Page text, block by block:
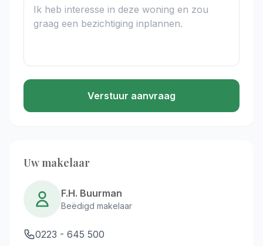
Verstuur aanvraag
Uw makelaar
F.H. Buurman
Beëdigd makelaar
0223 - 645 500